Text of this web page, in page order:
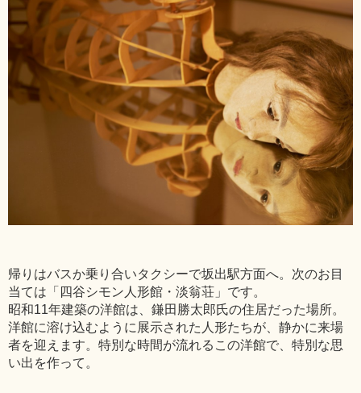
帰りはバスか乗り合いタクシーで坂出駅方面へ。次のお目
当ては「四谷シモン人形館・淡翁荘」です。
昭和11年建築の洋館は、鎌田勝太郎氏の住居だった場所。
洋館に溶け込むように展示された人形たちが、静かに来場
者を迎えます。特別な時間が流れるこの洋館で、特別な思
い出を作って。